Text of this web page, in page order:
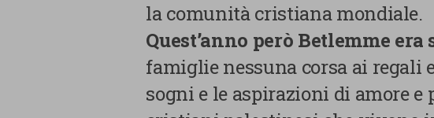
la comunità cristiana mondiale.
Quest’anno però Betlemme era
famiglie nessuna corsa ai
sogni e le aspirazioni di amore e